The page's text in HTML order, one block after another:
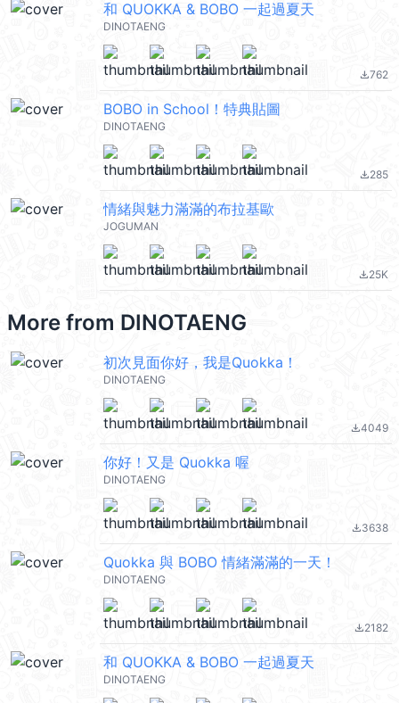
和 QUOKKA & BOBO 一起過夏天
DINOTAENG
file_download762
BOBO in School！特典貼圖
DINOTAENG
file_download285
情緒與魅力滿滿的布拉基歐
JOGUMAN
file_download25K
More from DINOTAENG
初次見面你好，我是Quokka！
DINOTAENG
file_download4049
你好！又是 Quokka 喔
DINOTAENG
file_download3638
Quokka 與 BOBO 情緒滿滿的一天！
DINOTAENG
file_download2182
和 QUOKKA & BOBO 一起過夏天
DINOTAENG